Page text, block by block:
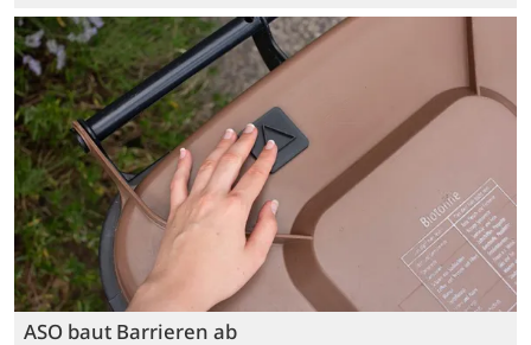
ASO baut Barrieren ab